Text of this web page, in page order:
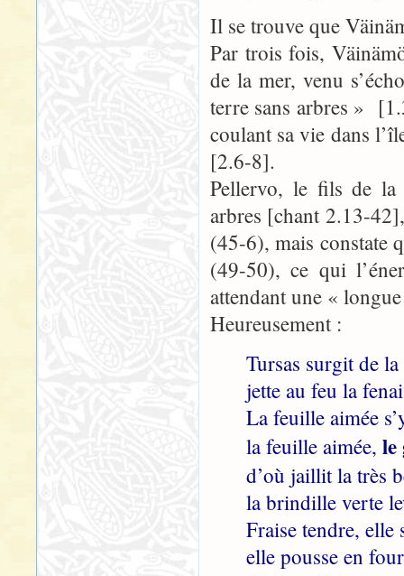
Il se trouve que
Par trois fois,
de la mer, venu
terre sans arbres »
coulant sa vie dans
[2.6-8].
Pellervo, le fils de la
arbres [chant 2.13-
(45-6), mais constate
(49-50), ce qui
attendant une «
Heureusement :
Tursas surgit de
jette au feu la
La feuille aimée
la feuille aimée, le
d’où jaillit la très
la brindille verte
Fraise tendre, elle
elle pousse en